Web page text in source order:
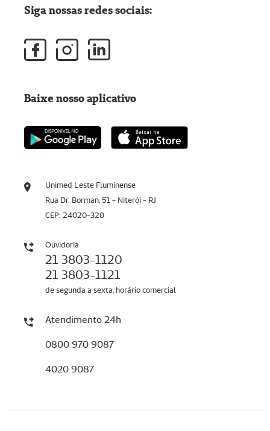
Unimed Leste Fluminense
Rua Dr. Borman, 51 - Niterói - RJ
CEP: 24020-320
Ouvidoria
21 3803-1120
21 3803-1121
de segunda a sexta, horário comercial
Atendimento 24h
0800 970 9087
4020 9087
Siga nossas redes sociais:
Baixe nosso aplicativo